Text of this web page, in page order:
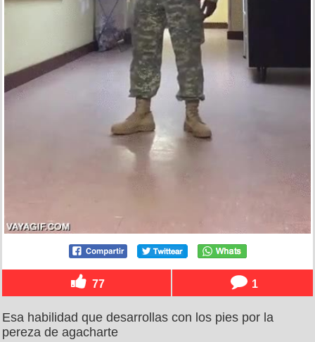
77 1
Esa habilidad que desarrollas con los pies por la
pereza de agacharte